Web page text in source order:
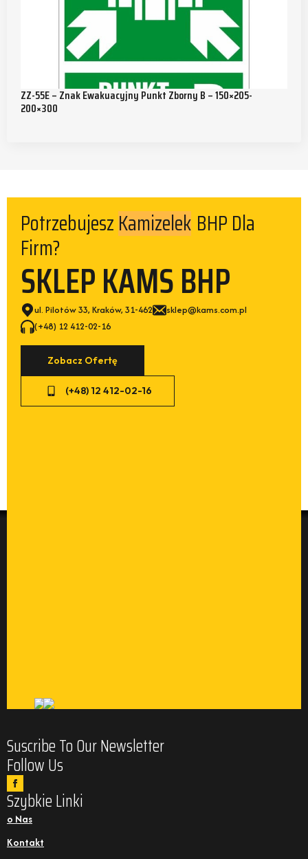
ZZ-55E – Znak Ewakuacyjny Punkt Zborny B – 150×205-
200×300
PotrzebujeszKamizelek BHP Dla
Firm?
SKLEP KAMS BHP
ul. Pilotów 33, Kraków, 31-462
sklep@kams.com.pl
(+48) 12 412-02-16
Zobacz Ofertę
(+48) 12 412-02-16
Suscribe To Our Newsletter
Follow Us
Szybkie Linki
o Nas
Kontakt